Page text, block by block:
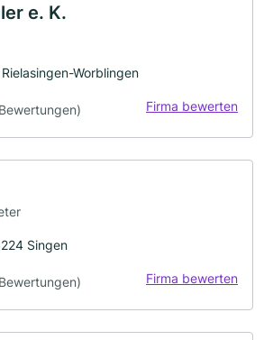
e. K.
Worblingen
Firma bewerten
Singen
Firma bewerten